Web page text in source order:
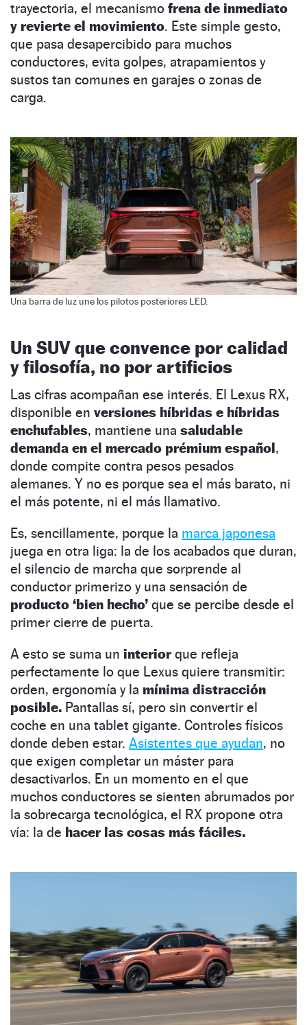
trayectoria, el mecanismo frena de inmediato
y revierte el movimiento. Este simple gesto,
que pasa desapercibido para muchos
conductores, evita golpes, atrapamientos y
sustos tan comunes en garajes o zonas de
carga.
Una barra de luz une los pilotos posteriores LED.
Un SUV que convence por calidad
y filosofía, no por artificios
Las cifras acompañan ese interés. El Lexus RX,
disponible en versiones híbridas e híbridas
enchufables, mantiene una saludable
demanda en el mercado prémium español,
donde compite contra pesos pesados
alemanes. Y no es porque sea el más barato, ni
el más potente, ni el más llamativo.
Es, sencillamente, porque la marca japonesa
juega en otra liga: la de los acabados que duran,
el silencio de marcha que sorprende al
conductor primerizo y una sensación de
producto ‘bien hecho’ que se percibe desde el
primer cierre de puerta.
A esto se suma un interiorque refleja
perfectamente lo que Lexus quiere transmitir:
orden, ergonomía y la mínima distracción
posible. Pantallas sí, pero sin convertir el
coche en una tablet gigante. Controles físicos
donde deben estar. Asistentes que ayudan, no
que exigen completar un máster para
desactivarlos. En un momento en el que
muchos conductores se sienten abrumados por
la sobrecarga tecnológica, el RX propone otra
vía: la de hacer las cosas más fáciles.